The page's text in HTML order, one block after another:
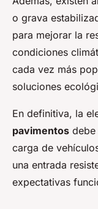
o grava
para mejorar la
condiciones
cada vez más
soluciones
En definitiva, la
pavimentos debe
carga de
una entrada
expectativas